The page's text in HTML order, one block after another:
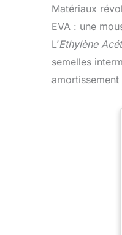
Matériaux
EVA : une
L’Ethylène
semelles